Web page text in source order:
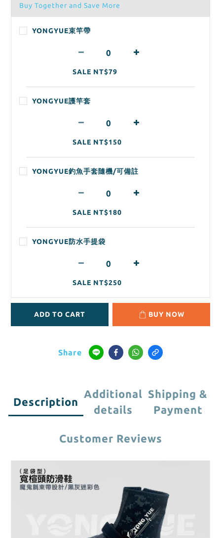
Buy Together and Save More
YONGYUE束竿帶
SALE NT$79
YONGYUE護竿套
SALE NT$150
YONGYUE釣魚手套隨機/可備註
SALE NT$180
YONGYUE防水手提袋
SALE NT$250
ADD TO CART BUY NOW
Share
Description
Additional
details
Shipping &
Payment
Customer Reviews